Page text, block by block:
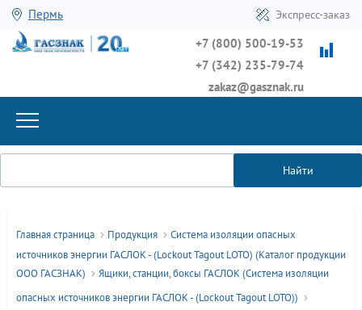
Пермь Экспресс-заказ
+7 (800) 500-19-53
+7 (342) 235-79-74
zakaz@gasznak.ru
Найти
Главная страница Продукция
Система изоляции опасных
источников энергии ГАСЛОК - (Lockout Tagout LOTO) (Каталог продукции
ООО ГАСЗНАК)
Ящики, станции, боксы ГАСЛОК (Система изоляции
опасных источников энергии ГАСЛОК - (Lockout Tagout LOTO))